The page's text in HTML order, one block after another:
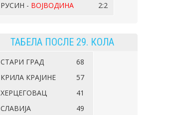
РУСИН - ВОЈВОДИНА 2:2
ТАБЕЛА ПОСЛЕ 29. КОЛА
СТАРИ ГРАД
68
КРИЛА КРАЈИНЕ
57
ХЕРЦЕГОВАЦ
41
СЛАВИЈА
49